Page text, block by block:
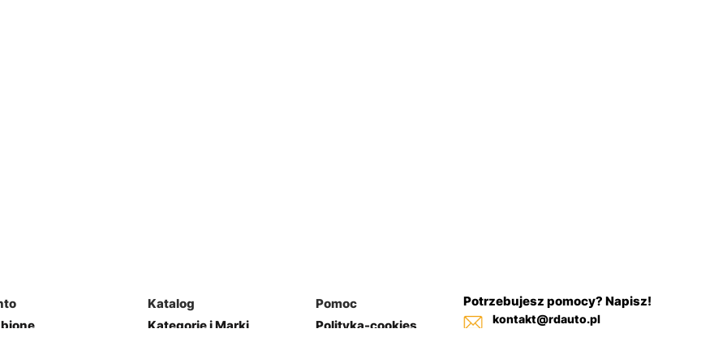
Katalog
Kategorie i Marki
Pomoc
Polityka-cookies
Potrzebujesz pomocy? Napisz!
kontakt@rdauto.pl